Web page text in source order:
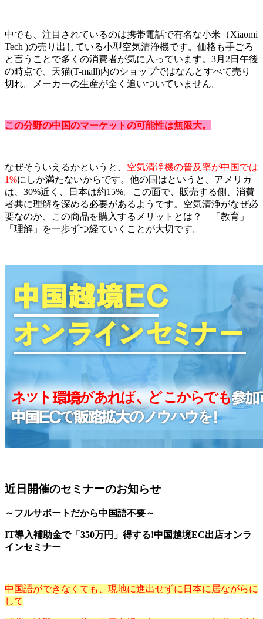
中でも、注目されているのは携帯電話で有名な小米（Xiaomi
Tech )の売り出している小型空気清浄機です。価格も手ごろ
と言うことで多くの消費者が気に入っています。3月2日午後
の時点で、天猫(T-mall)内のショップではなんとすべて売り
切れ。メーカーの生産が全く追いついていません。
この分野の中国のマーケットの可能性は無限大。
なぜそういえるかというと、 空気清浄機の普及率が中国では
1%にしか満たないからです。他の国はというと、アメリカ
は、30%近く、日本は約15%。この面で、販売する側、消費
者共に理解を深める必要があるようです。空気清浄がなぜ必
要なのか、この商品を購入するメリットとは？ 「教育」
「理解」を一歩ずつ経ていくことが大切です。
近日開催のセミナーのお知らせ
～フルサポートだから中国語不要～
IT導入補助金で「350万円」得する!中国越境EC出店オンラ
インセミナー
中国語ができなくても、現地に進出せずに日本に居ながらに
して